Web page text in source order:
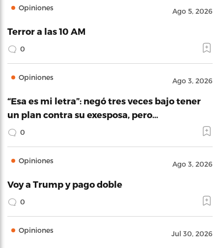
Opiniones Ago 5, 2026
Terror a las 10 AM
0
Opiniones Ago 3, 2026
“Esa es mi letra”: negó tres veces bajo tener
un plan contra su exesposa, pero…
0
Opiniones Ago 3, 2026
Voy a Trump y pago doble
0
Opiniones Jul 30, 2026